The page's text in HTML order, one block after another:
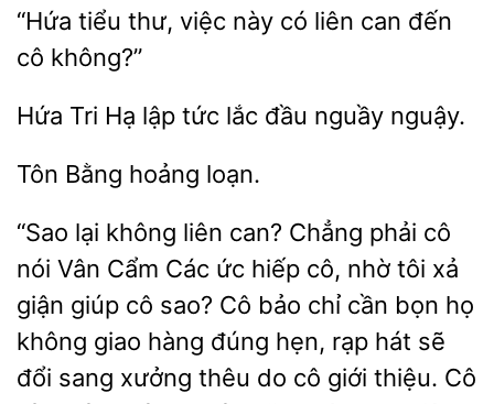
“Hứa
thư, việc này có liên can đến
cô không?”
Hứa Tri Hạ lập đầu nguậy.
hoảng
“Sao lại không liên can? Chẳng phải cô
nói Vân Cẩm Các ức hiếp cô, nhờ tôi xả
giận giúp cô sao? Cô bảo chỉ cần bọn họ
không giao hàng đúng hẹn, rạp hát
đổi sang xưởng thêu do cô giới thiệu. Cô